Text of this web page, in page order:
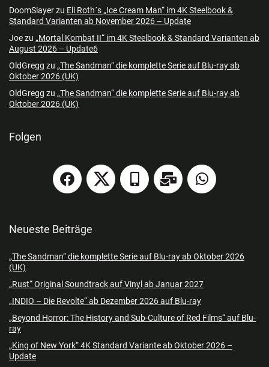
DoomSlayerzu Eli Roth´s „Ice Cream Man“ im 4K Steelbook &
Standard Varianten ab November 2026 – Update
Joezu „Mortal Kombat II“ im 4K Steelbook & Standard Varianten ab
August 2026 – Update6
OldGregg zu „The Sandman“ die komplette Serie auf Blu-ray ab
Oktober 2026 (UK)
OldGregg zu „The Sandman“ die komplette Serie auf Blu-ray ab
Oktober 2026 (UK)
Folgen
Neueste Beiträge
„The Sandman“ die komplette Serie auf Blu-ray ab Oktober 2026
(UK)
„Rust“ Original Soundtrack auf Vinyl ab Januar 2027
„INDIO – Die Revolte“ ab Dezember 2026 auf Blu-ray
„Beyond Horror: The History and Sub-Culture of Red Films“ auf Blu-
ray
„King of New York“ 4K Standard Variante ab Oktober 2026 –
Update